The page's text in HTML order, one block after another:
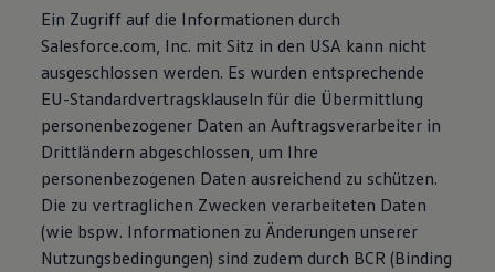
Ein Zugriff auf die Informationen durch
Salesforce.com, Inc. mit Sitz in den USA kann nicht
ausgeschlossen werden. Es wurden entsprechende
EU-Standardvertragsklauseln für die Übermittlung
personenbezogener Daten an Auftragsverarbeiter in
Drittländern abgeschlossen, um Ihre
personenbezogenen Daten ausreichend zu schützen.
Die zu vertraglichen Zwecken verarbeiteten Daten
(wie bspw. Informationen zu Änderungen unserer
Nutzungsbedingungen) sind zudem durch BCR (Binding